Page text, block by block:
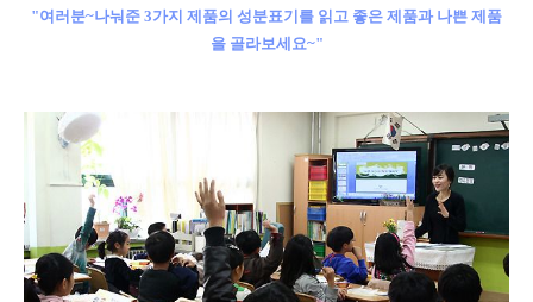
"여러분~나눠준 3가지 제품의 성분표기를 읽고 좋은 제품과 나쁜 제품
을 골라보세요~"